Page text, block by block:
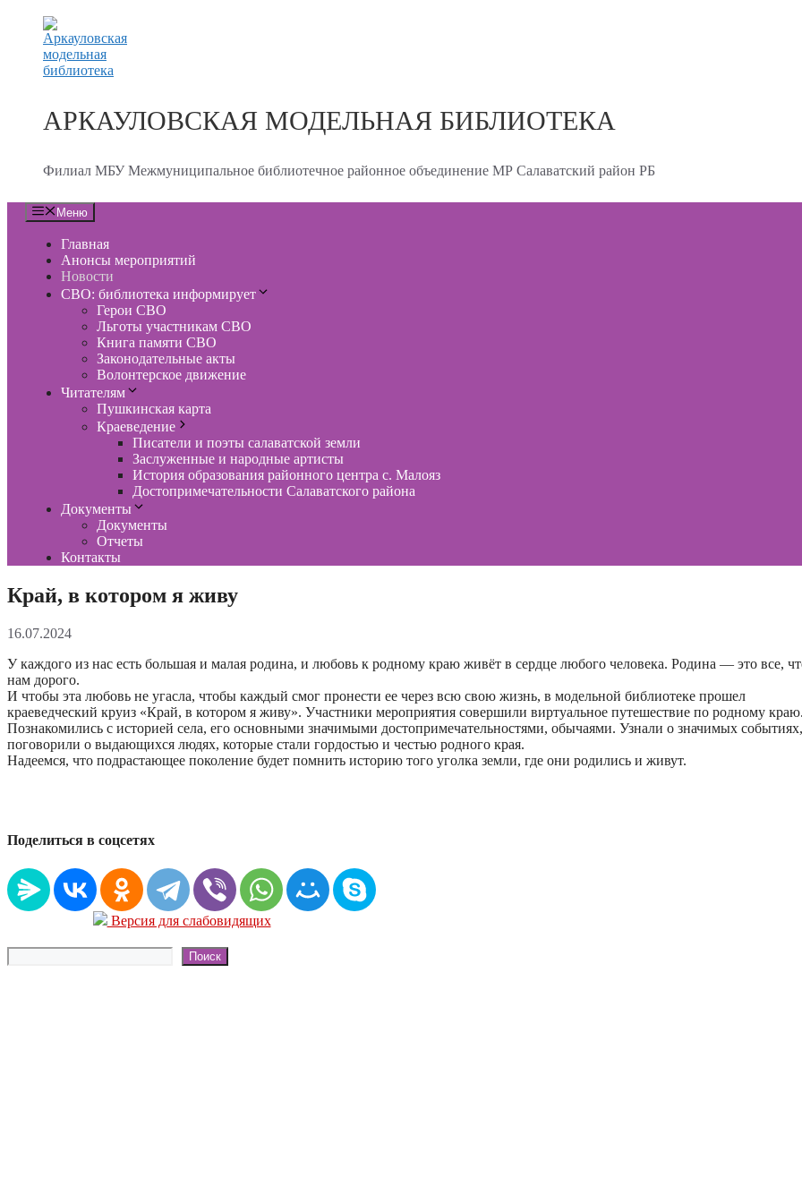
Перейти
содержимому
АРКАУЛОВСКАЯ МОДЕЛЬНАЯ БИБЛИОТЕКА
Филиал МБУ Межмуниципальное библиотечное районное объединение МР Салаватский район РБ
Меню
Главная
Анонсы мероприятий
Новости
СВО: библиотека информирует
Герои СВО
Льготы участникам СВО
Книга памяти СВО
Законодательные акты
Волонтерское движение
Читателям
Пушкинская карта
Краеведение
Писатели и поэты салаватской земли
Заслуженные и народные артисты
История образования районного центра с. Малояз
Достопримечательности Салаватского района
Документы
Документы
Отчеты
Контакты
Край, в котором я живу
16.07.2024
У каждого из нас есть большая и малая родина, и любовь к родному краю живёт в сердце любого человека. Родина — это все,
нам дорого.
И чтобы эта любовь не угасла, чтобы каждый смог пронести ее через всю свою жизнь, в модельной библиотеке прошел
краеведческий круиз «Край, в котором я живу». Участники мероприятия совершили виртуальное путешествие по родному краю.
Познакомились с историей села, его основными значимыми достопримечательностями, обычаями. Узнали о значимых событиях,
поговорили о выдающихся людях, которые стали гордостью и честью родного края.
Надеемся, что подрастающее поколение будет помнить историю того уголка земли, где они родились и живут.
Поделиться в соцсетях
Версия для слабовидящих
Поиск Поиск